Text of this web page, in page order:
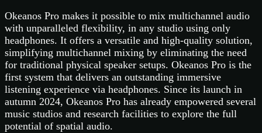
Okeanos Pro makes it possible to mix multichannel audio
with unparalleled flexibility, in any studio using only
headphones. It offers a versatile and high-quality solution,
simplifying multichannel mixing by eliminating the need
for traditional physical speaker setups. Okeanos Pro is the
first system that delivers an outstanding immersive
listening experience via headphones. Since its launch in
autumn 2024, Okeanos Pro has already empowered several
music studios and research facilities to explore the full
potential of spatial audio.